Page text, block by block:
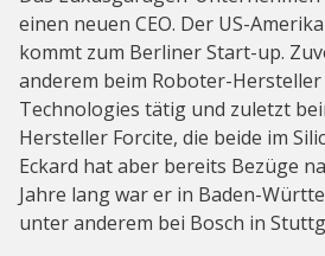
einen neuen CEO. Der US-
kommt zum Berliner Start-up.
anderem beim Roboter-
Technologies tätig und zuletzt
Hersteller Forcite, die beide im
Eckard hat aber bereits Bezüge
Jahre lang war er in Baden-
unter anderem bei Bosch in